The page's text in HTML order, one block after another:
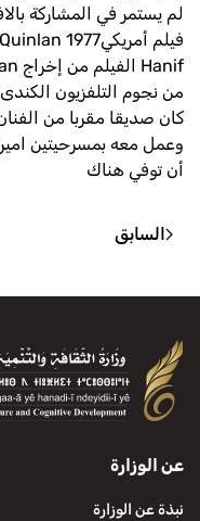
لم يستمر في المشاركة
من نجوم التلفزيون
كان صديقا مقربا من
وعمل معه بمسرحيتين
أن توفي هناك
السابق
عن الوزارة
نبذة عن الوزارة